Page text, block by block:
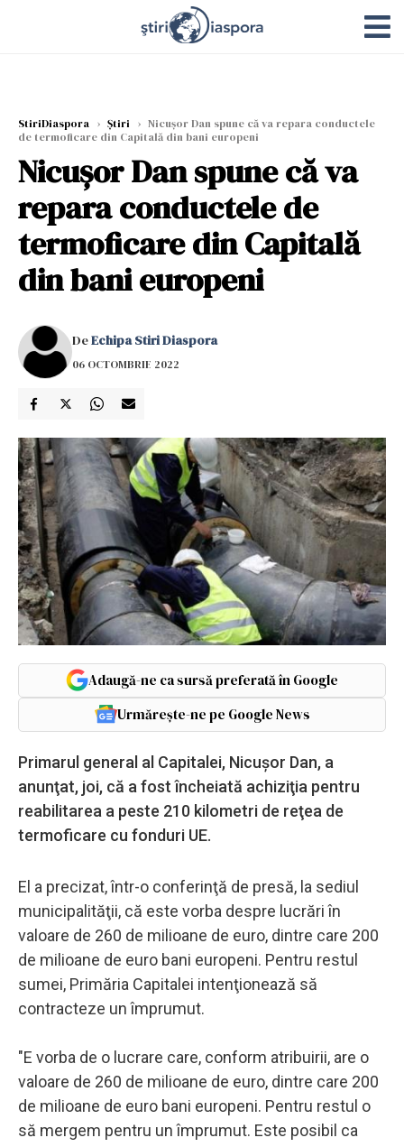
StiriDiaspora › Știri › Nicuşor Dan spune că va repara conductele
de termoficare din Capitală din bani europeni
Nicuşor Dan spune că va
repara conductele de
termoficare din Capitală
din bani europeni
DeEchipa Stiri Diaspora
06 OCTOMBRIE 2022
Adaugă-ne ca sursă preferată în Google
Urmărește-ne pe Google News
Primarul general al Capitalei, Nicuşor Dan, a
anunţat, joi, că a fost încheiată achiziţia pentru
reabilitarea a peste 210 kilometri de reţea de
termoficare cu fonduri UE.
El a precizat, într-o conferinţă de presă, la sediul
municipalităţii, că este vorba despre lucrări în
valoare de 260 de milioane de euro, dintre care 200
de milioane de euro bani europeni. Pentru restul
sumei, Primăria Capitalei intenţionează să
contracteze un împrumut.
"E vorba de o lucrare care, conform atribuirii, are o
valoare de 260 de milioane de euro, dintre care 200
de milioane de euro bani europeni. Pentru restul o
să mergem pentru un împrumut. Este posibil ca